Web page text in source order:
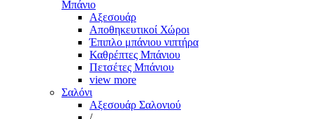
Μπάνιο
Αξεσουάρ
Αποθηκευτικοί Χώροι
Έπιπλο μπάνιου νιπτήρα
Καθρέπτες Μπάνιου
Πετσέτες Μπάνιου
view more
Σαλόνι
Αξεσουάρ Σαλονιού